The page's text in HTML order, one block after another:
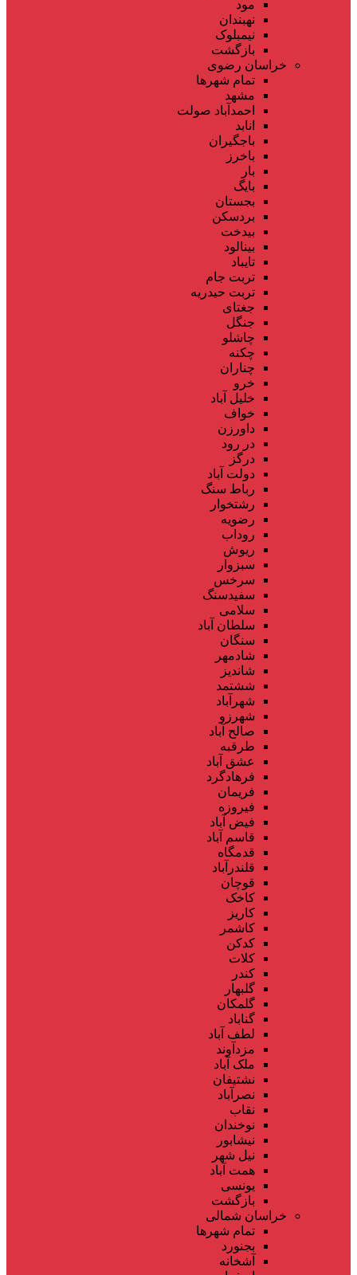
مود
نهبندان
نیمبلوک
بازگشت
خراسان رضوی
تمام شهر‌ها
مشهد
احمدآباد صولت
انابد
باجگیران
باخرز
بار
بایگ
بجستان
بردسکن
بیدخت
بینالود
تایباد
تربت جام
تربت حیدریه
جغتای
جنگل
چاشلو
چکنه
چناران
خرو
خلیل آباد
خواف
داورزن
در رود
درگز
دولت آباد
رباط سنگ
رشتخوار
رضویه
روداب
ریوش
سبزوار
سرخس
سفیدسنگ
سلامی
سلطان آباد
سنگان
شادمهر
شاندیز
ششتمد
شهرآباد
شهرزو
صالح آباد
طرقبه
عشق آباد
فرهادگرد
فریمان
فیروزه
فیض آباد
قاسم آباد
قدمگاه
قلندرآباد
قوچان
کاخک
کاریز
کاشمر
کدکن
کلات
کندر
گلبهار
گلمکان
گناباد
لطف آباد
مزدآوند
ملک آباد
نشتیفان
نصرآباد
نقاب
نوخندان
نیشابور
نیل شهر
همت آباد
یونسی
بازگشت
خراسان شمالی
تمام شهر‌ها
بجنورد
آشخانه